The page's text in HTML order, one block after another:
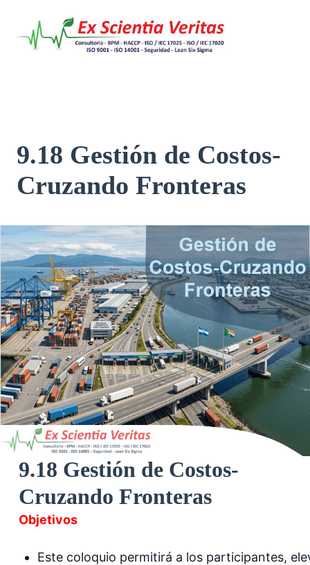
contenido
9.18 Gestión de Costos-
Cruzando Fronteras
9.18 Gestión de Costos-
Cruzando Fronteras
Objetivos
Este coloquio permitirá a los participantes,